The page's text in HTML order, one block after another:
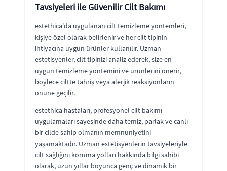
Tavsiyeleri ile Güvenilir Cilt Bakımı
estethica'da uygulanan cilt temizleme yöntemleri,
kişiye özel olarak belirlenir ve her cilt tipinin
ihtiyacına uygun ürünler kullanılır. Uzman
estetisyenler, cilt tipinizi analiz ederek, size en
uygun temizleme yöntemini ve ürünlerini önerir,
böylece ciltte tahriş veya alerjik reaksiyonların
önüne geçilir.
estethica hastaları, profesyonel cilt bakımı
uygulamaları sayesinde daha temiz, parlak ve canlı
bir cilde sahip olmanın memnuniyetini
yaşamaktadır. Uzman estetisyenlerin tavsiyeleriyle
cilt sağlığını koruma yolları hakkında bilgi sahibi
olarak, uzun yıllar boyunca genç ve dinamik bir